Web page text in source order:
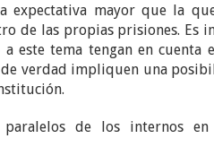
expectativa mayor que la
de las propias prisiones. Es
este tema tengan en cuenta
verdad impliquen una
de los internos